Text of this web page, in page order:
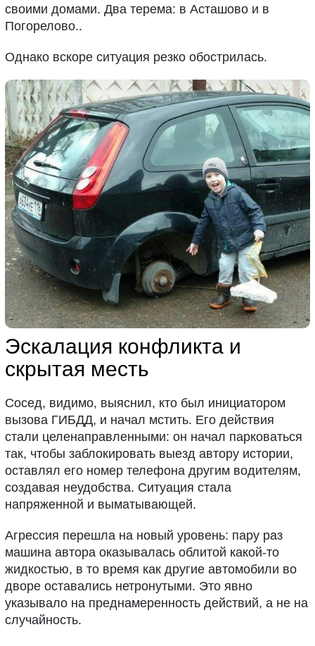
своими домами. Два терема: в Асташово и в
Погорелово..
Однако вскоре ситуация резко обострилась.
Эскалация конфликта и
скрытая месть
Сосед, видимо, выяснил, кто был инициатором
вызова ГИБДД, и начал мстить. Его действия
стали целенаправленными: он начал парковаться
так, чтобы заблокировать выезд автору истории,
оставлял его номер телефона другим водителям,
создавая неудобства. Ситуация стала
напряженной и выматывающей.
Агрессия перешла на новый уровень: пару раз
машина автора оказывалась облитой какой-то
жидкостью, в то время как другие автомобили во
дворе оставались нетронутыми. Это явно
указывало на преднамеренность действий, а не на
случайность.